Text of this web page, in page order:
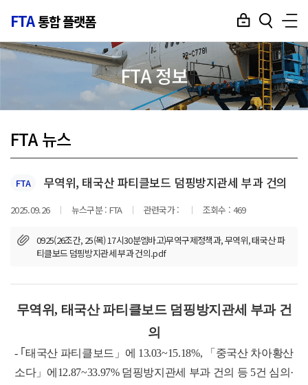
FTA통합 플랫폼
FTA 정보
FTA 뉴스
FTA 무역위, 태국산 파티클보드 덤핑방지관세 부과 건의
2025.09.26 뉴스구분 : FTA 관련국가 : 조회수 : 469
0925(26조간, 25(목) 17시30분엠바고)무역구제정책과, 무역위, 태국산 파
티클보드 덤핑방지관세 부과 건의.pdf
무역위, 태국산 파티클보드 덤핑방지관세 부과 건
의
- ｢태국산 파티클보드」에 13.03~15.18%, 「중국산 차아황산
소다」에12.87~33.97% 덤핑방지관세 부과 건의 등 5건 심의·